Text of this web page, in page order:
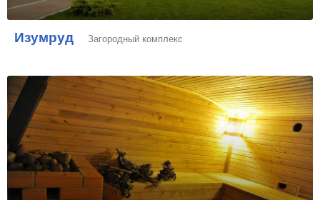
Изумруд Загородный комплекс